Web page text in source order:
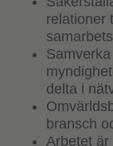
relationer
delta i
bransch
Arbetet